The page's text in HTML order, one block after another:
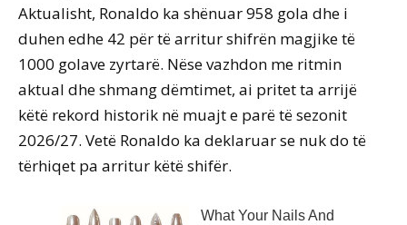
Aktualisht, Ronaldo ka shënuar 958 gola dhe i
duhen edhe 42 për të arritur shifrën magjike të
1000 golave zyrtarë. Nëse vazhdon me ritmin
aktual dhe shmang dëmtimet, ai pritet ta arrijë
këtë rekord historik në muajt e parë të sezonit
2026/27. Vetë Ronaldo ka deklaruar se nuk do të
tërhiqet pa arritur këtë shifër.